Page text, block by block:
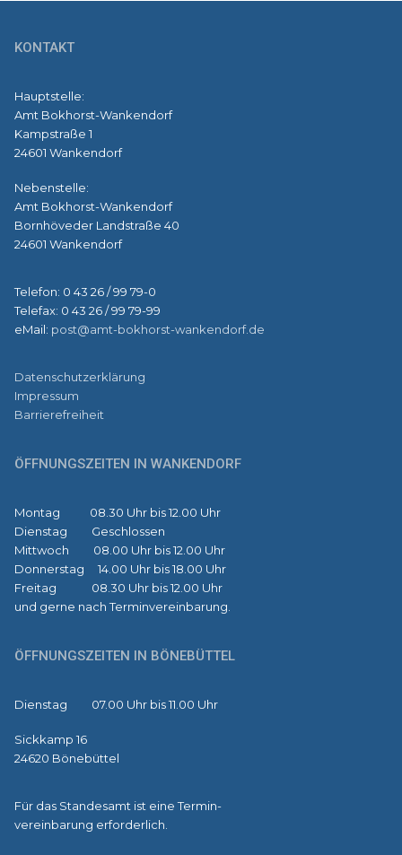
KONTAKT
Hauptstelle:
Amt Bokhorst-Wankendorf
Kampstraße 1
24601 Wankendorf
Nebenstelle:
Amt Bokhorst-Wankendorf
Bornhöveder Landstraße 40
24601 Wankendorf
Telefon: 0 43 26 / 99 79-0
Telefax: 0 43 26 / 99 79-99
eMail: post@amt-bokhorst-wankendorf.de
Datenschutzerklärung
Impressum
Barrierefreiheit
ÖFFNUNGSZEITEN IN WANKENDORF
Montag 08.30 Uhr bis 12.00 Uhr
Dienstag Geschlossen
Mittwoch 08.00 Uhr bis 12.00 Uhr
Donnerstag 14.00 Uhr bis 18.00 Uhr
Freitag 08.30 Uhr bis 12.00 Uhr
und gerne nach Terminvereinbarung.
ÖFFNUNGSZEITEN IN BÖNEBÜTTEL
Dienstag 07.00 Uhr bis 11.00 Uhr
Sickkamp 16
24620 Bönebüttel
Für das Standesamt ist eine Termin-
vereinbarung erforderlich.